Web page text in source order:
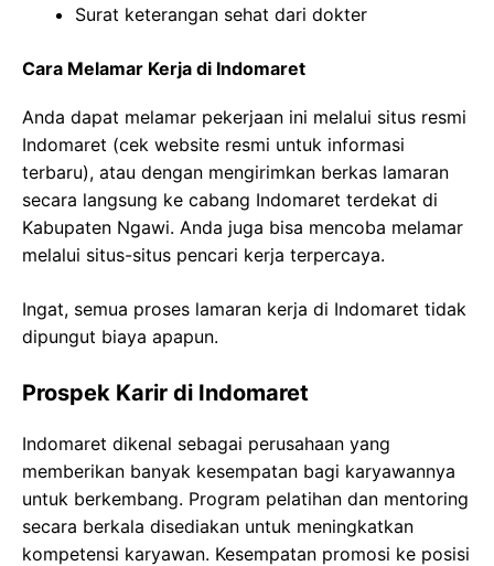
Surat keterangan sehat dari dokter
Cara Melamar Kerja di Indomaret
Anda dapat melamar pekerjaan ini melalui situs resmi
Indomaret (cek website resmi untuk informasi
terbaru), atau dengan mengirimkan berkas lamaran
secara langsung ke cabang Indomaret terdekat di
Kabupaten Ngawi. Anda juga bisa mencoba melamar
melalui situs-situs pencari kerja terpercaya.
Ingat, semua proses lamaran kerja di Indomaret tidak
dipungut biaya apapun.
Prospek Karir di Indomaret
Indomaret dikenal sebagai perusahaan yang
memberikan banyak kesempatan bagi karyawannya
untuk berkembang. Program pelatihan dan mentoring
secara berkala disediakan untuk meningkatkan
kompetensi karyawan. Kesempatan promosi ke posisi